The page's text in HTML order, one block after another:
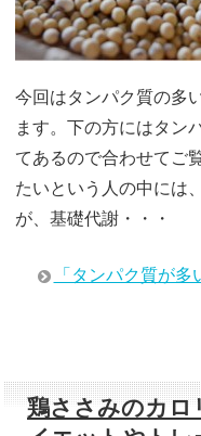
今回はタンパク質の多
ます。下の方にはタン
てあるので合わせてご
たいという人の中には
が、基礎代謝・・・
「タンパク質が
鶏ささみのカロ